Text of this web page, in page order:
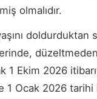
olmalıdır.
doldurduktan
1 Ekim 2026
1 Ocak 2026 tarihi